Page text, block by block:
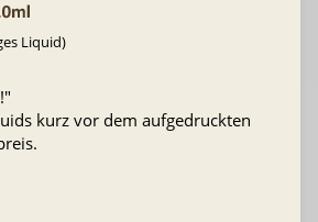
Liquid)
kurz vor dem aufgedruckten